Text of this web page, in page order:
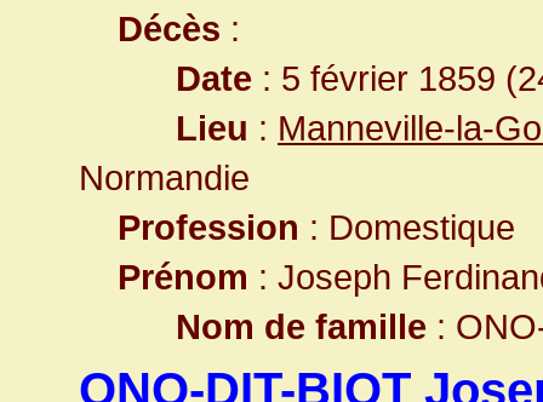
Décès :
Date : 5 février 1859
Lieu : Manneville-la-
Normandie
Profession : Domestique
Prénom : Joseph
Nom de famille :
ONO-DIT-BIOT